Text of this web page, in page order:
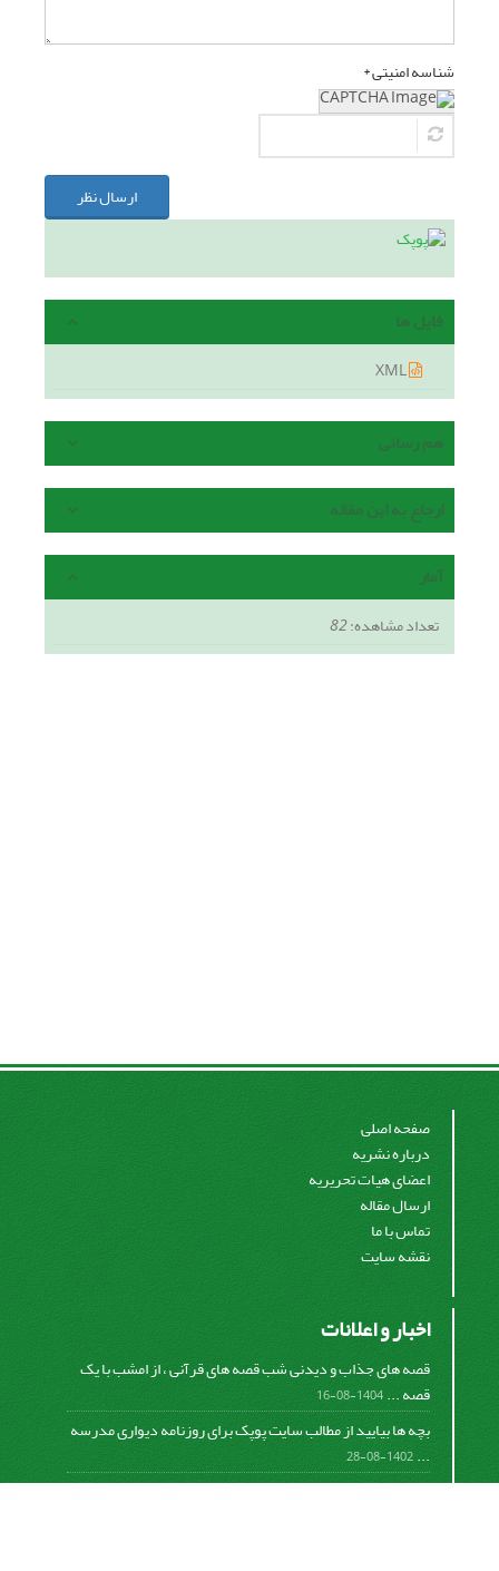
شناسه امنیتی *
ارسال نظر
فایل ها
هم رسانی
ارجاع به این مقاله
آمار
تعداد مشاهده:82
صفحه اصلی
درباره نشریه
اعضای هیات تحریریه
ارسال مقاله
تماس با ما
نقشه سایت
اخبار و اعلانات
قصه های جذاب و دیدنی شب قصه های قرآنی ، از امشب با یک
قصه ...1404-08-16
بچه ها بیایید از مطالب سایت پوپک برای روزنامه دیواری مدرسه
...
1402-08-28